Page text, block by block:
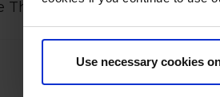
Use necessary cookies
This Post? Share it :